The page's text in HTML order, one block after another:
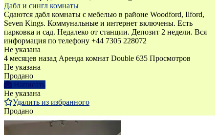
Дабл и сингл комнаты
Сдаются дабл комнаты с мебелью в районе Woodford, Ilford,
Seven Kings. Коммунальные и интернет включены. Есть
парковка и сад. Недалеко от станции. Депозит 2 недели. Вся
информация по телефону +44 7305 228072
Не указана
4 месяцев назад Аренда комнат Double 635 Просмотров
Не указана
Продано
Написать
Не указана
Удалить из избранного
Продано